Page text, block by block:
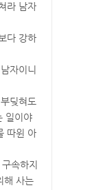
라 남자
다 강하
자이니
딪혀도
일이야
따윈 아
속하지
해 사는